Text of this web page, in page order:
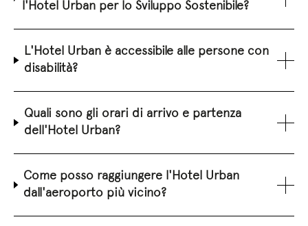
l'Hotel Urban per lo Sviluppo Sostenibile?
L'Hotel Urban è accessibile alle persone con
disabilità?
Quali sono gli orari di arrivo e partenza
dell'Hotel Urban?
Come posso raggiungere l'Hotel Urban
dall'aeroporto più vicino?